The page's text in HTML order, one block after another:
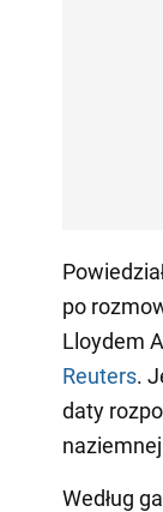
po
Lloydem
Reuters.
daty
naziemnej
Według